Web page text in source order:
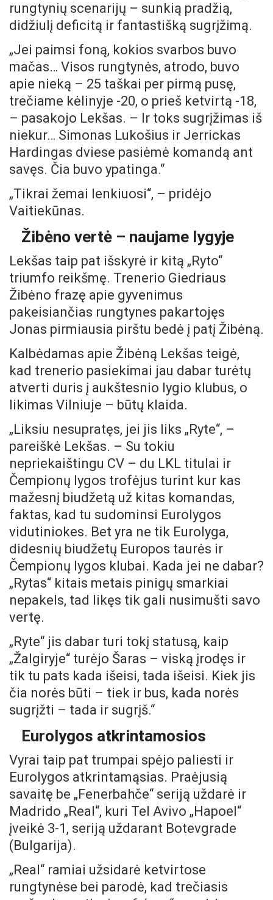
rungtynių scenarijų – sunkią pradžią,
didžiulį deficitą ir fantastišką sugrįžimą.
„Jei paimsi foną, kokios svarbos buvo
mačas… Visos rungtynės, atrodo, buvo
apie nieką – 25 taškai per pirmą pusę,
trečiame kėlinyje -20, o prieš ketvirtą -18,
– pasakojo Lekšas. – Ir toks sugrįžimas iš
niekur… Simonas Lukošius ir Jerrickas
Hardingas dviese pasiėmė komandą ant
savęs. Čia buvo ypatinga.“
„Tikrai žemai lenkiuosi“, – pridėjo
Vaitiekūnas.
Žibėno vertė – naujame lygyje
Lekšas taip pat išskyrė ir kitą „Ryto“
triumfo reikšmę. Trenerio Giedriaus
Žibėno frazę apie gyvenimus
pakeisiančias rungtynes pakartojęs
Jonas pirmiausia pirštu bedė į patį Žibėną.
Kalbėdamas apie Žibėną Lekšas teigė,
kad trenerio pasiekimai jau dabar turėtų
atverti duris į aukštesnio lygio klubus, o
likimas Vilniuje – būtų klaida.
„Liksiu nesupratęs, jei jis liks „Ryte“, –
pareiškė Lekšas. – Su tokiu
nepriekaištingu CV – du LKL titulai ir
Čempionų lygos trofėjus turint kur kas
mažesnį biudžetą už kitas komandas,
faktas, kad tu sudominsi Eurolygos
vidutiniokes. Bet yra ne tik Eurolyga,
didesnių biudžetų Europos taurės ir
Čempionų lygos klubai. Kada jei ne dabar?
„Rytas“ kitais metais pinigų smarkiai
nepakels, tad likęs tik gali nusimušti savo
vertę.
„Ryte“ jis dabar turi tokį statusą, kaip
„Žalgiryje“ turėjo Šaras – viską įrodęs ir
tik tu pats kada išeisi, tada išeisi. Kiek jis
čia norės būti – tiek ir bus, kada norės
sugrįžti – tada ir sugrįš.“
Eurolygos atkrintamosios
Vyrai taip pat trumpai spėjo paliesti ir
Eurolygos atkrintamąsias. Praėjusią
savaitę be „Fenerbahče“ seriją uždarė ir
Madrido „Real“, kuri Tel Avivo „Hapoel“
įveikė 3-1, seriją uždarant Botevgrade
(Bulgarija).
„Real“ ramiai užsidarė ketvirtose
rungtynėse bei parodė, kad trečiasis